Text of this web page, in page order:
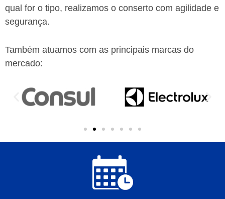
qual for o tipo, realizamos o conserto com agilidade e
segurança.
Também atuamos com as principais marcas do
mercado: